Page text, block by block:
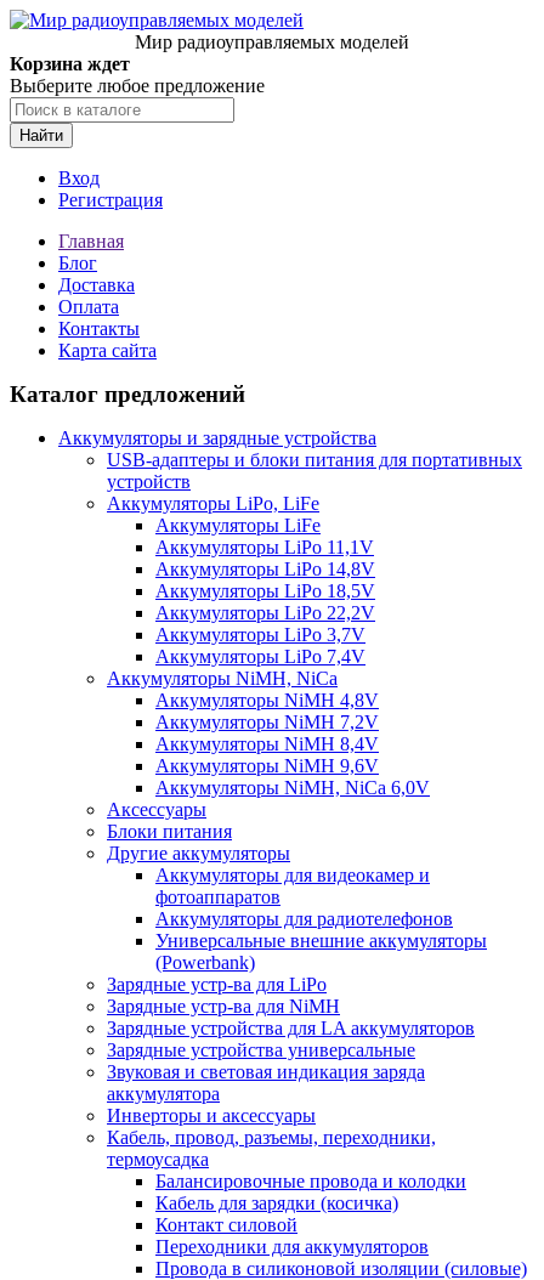
Мир радиоуправляемых моделей
Корзина ждет
Выберите любое предложение
Найти
Вход
Регистрация
Главная
Блог
Доставка
Оплата
Контакты
Карта сайта
Каталог предложений
Аккумуляторы и зарядные устройства
USB-адаптеры и блоки питания для портативных
устройств
Аккумуляторы LiPo, LiFe
Аккумуляторы LiFe
Аккумуляторы LiPo 11,1V
Аккумуляторы LiPo 14,8V
Аккумуляторы LiPo 18,5V
Аккумуляторы LiPo 22,2V
Аккумуляторы LiPo 3,7V
Аккумуляторы LiPo 7,4V
Аккумуляторы NiMH, NiCa
Аккумуляторы NiMH 4,8V
Аккумуляторы NiMH 7,2V
Аккумуляторы NiMH 8,4V
Аккумуляторы NiMH 9,6V
Аккумуляторы NiMH, NiCa 6,0V
Аксессуары
Блоки питания
Другие аккумуляторы
Аккумуляторы для видеокамер и
фотоаппаратов
Аккумуляторы для радиотелефонов
Универсальные внешние аккумуляторы
(Powerbank)
Зарядные устр-ва для LiPo
Зарядные устр-ва для NiMH
Зарядные устройства для LA аккумуляторов
Зарядные устройства универсальные
Звуковая и световая индикация заряда
аккумулятора
Инверторы и аксессуары
Кабель, провод, разъемы, переходники,
термоусадка
Балансировочные провода и колодки
Кабель для зарядки (косичка)
Контакт силовой
Переходники для аккумуляторов
Провода в силиконовой изоляции (силовые)